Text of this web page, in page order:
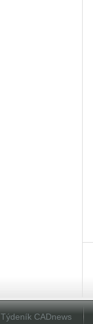
Týdeník CADnews